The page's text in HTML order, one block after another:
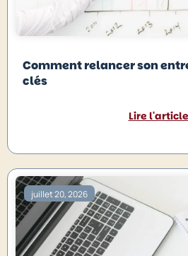
Comment relancer son
clés
Lire l'article
juillet 20, 2026